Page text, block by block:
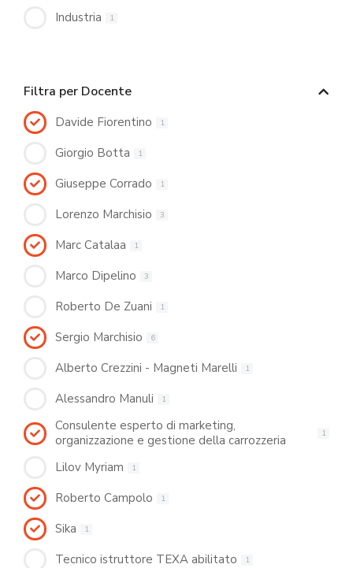
Industria 1
Filtra per Docente
Davide Fiorentino 1
Giorgio Botta 1
Giuseppe Corrado 1
Lorenzo Marchisio 3
Marc Catalaa 1
Marco Dipelino 3
Roberto De Zuani 1
Sergio Marchisio 6
Alberto Crezzini - Magneti Marelli 1
Alessandro Manuli 1
Consulente esperto di marketing,
organizzazione e gestione della carrozzeria
1
Lilov Myriam 1
Roberto Campolo 1
Sika 1
Tecnico istruttore TEXA abilitato 1